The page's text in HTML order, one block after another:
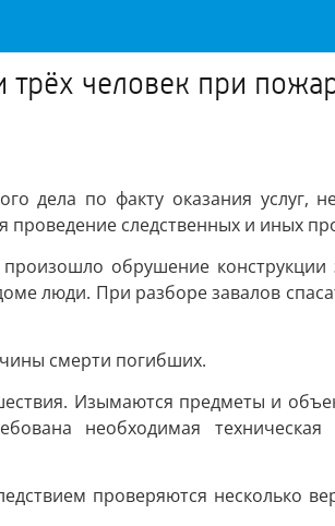
трёх человек при
дела по факту оказания услуг,
следственных и иных
обрушение конструкции
люди. При разборе завалов
смерти погибших.
Изымаются предметы и
необходимая техническая
проверяются несколько